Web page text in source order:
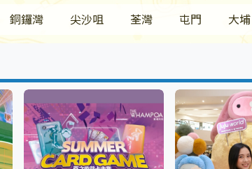
銅鑼灣 尖沙咀 荃灣 屯門 大埔